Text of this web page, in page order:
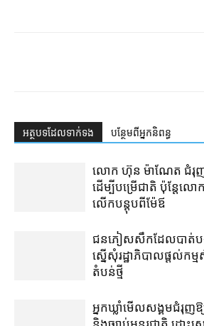
អត្ថបទ​ដែល​ទាក់ទង បន្ថែម​ពី​អ្នកនិពន្ធ
លោក ហ៊ុន ម៉ាណែត ជំរុញ​
ដើម្បី​បម្រើ​ជាតិ ប៉ុន្តែ​លោ
លើក​បន្តុប​ពី​ម៉ែឪ
ជនភៀសសឹក​ដែល​បាត់ប
ស្នើសុំ​រដ្ឋាភិបាល​ផ្តល់​ក
តំបន់​ថ្មី
អ្នកឃ្លាំមើល​សង្គម​ជំរុញ​ឱ្យ​